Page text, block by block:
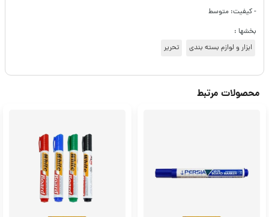
- کیفیت: متوسط
بخشها :
ابزار و لوازم بسته بندی
تحریر
محصولات مرتبط